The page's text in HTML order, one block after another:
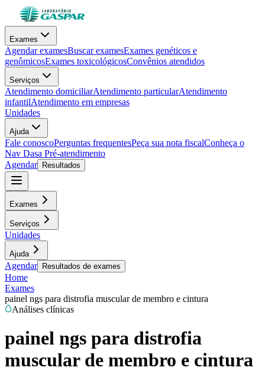
Exames
Agendar examesBuscar examesExames genéticos e
genômicosExames toxicológicosConvênios atendidos
Serviços
Atendimento domiciliarAtendimento particularAtendimento
infantilAtendimento em empresas
Unidades
Ajuda
Fale conoscoPerguntas frequentesPeça sua nota fiscalConheça o
Nav Dasa Pré-atendimento
Agendar
Resultados
Exames
Serviços
Unidades
Ajuda
Agendar Resultados de exames
Home
Exames
painel ngs para distrofia muscular de membro e cintura
Análises clínicas
painel ngs para distrofia
muscular de membro e cintura